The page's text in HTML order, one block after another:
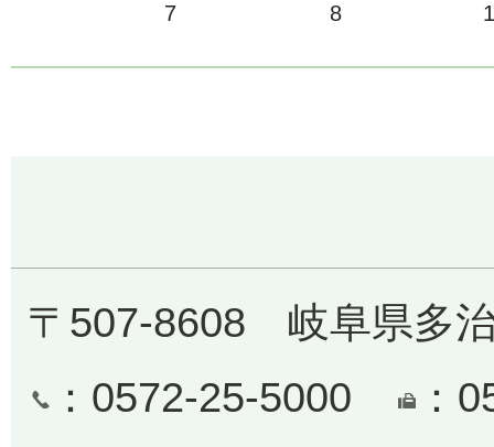
7 8
〒507-8608 岐阜県多
：0572-25-5000
：